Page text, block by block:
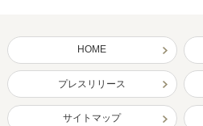
HOME
プレスリリース
サイトマップ